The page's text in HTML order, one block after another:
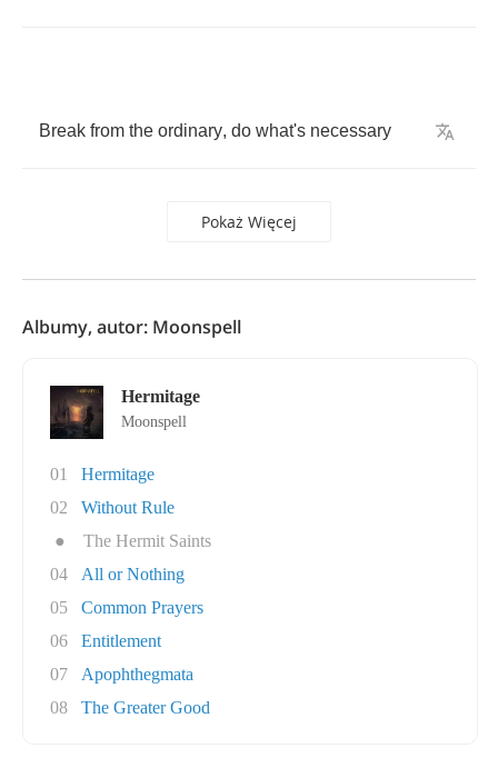
Break from the ordinary, do what's necessary
Pokaż Więcej
Albumy, autor: Moonspell
Hermitage
Moonspell
01
Hermitage
02
Without Rule
●
The Hermit Saints
04
All or Nothing
05
Common Prayers
06
Entitlement
07
Apophthegmata
08
The Greater Good